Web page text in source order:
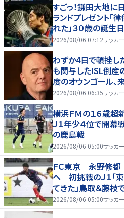
すごっ！鎌田大地
ランドプレゼント「
れた」３０歳の誕
問
2026/08/06 07:12サッカー
わずか4日で頓挫し
も関与したISL倒産
度のオウンゴール、
2026/08/06 06:35サッカー
横浜ＦＭの１６歳超
Ｊ１年少４位で開
の鹿島戦
2026/08/06 05:00サッカー
ＦＣ東京 永野修都
へ 初挑戦のＪ１「
てきた」鳥取＆藤枝
2026/08/06 05:00サッカー